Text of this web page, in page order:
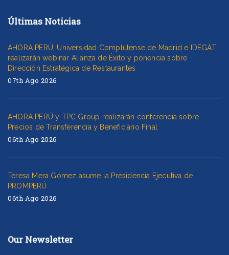
Últimas Noticias
AHORA PERÚ, Universidad Complutense de Madrid e IDEGAT
realizarán webinar Alianza de Éxito y ponencia sobre
Dirección Estratégica de Restaurantes
07th Ago 2026
AHORA PERÚ y TPC Group realizarán conferencia sobre
Precios de Transferencia y Beneficiario Final
06th Ago 2026
Teresa Mera Gómez asume la Presidencia Ejecutiva de
PROMPERÚ
06th Ago 2026
Our Newsletter